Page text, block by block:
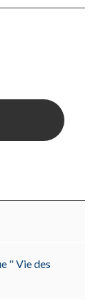
" Vie des